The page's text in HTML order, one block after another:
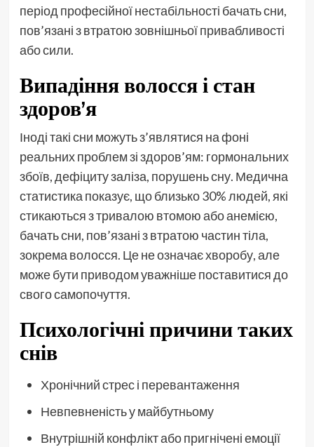
період професійної нестабільності бачать сни,
пов’язані з втратою зовнішньої привабливості
або сили.
Випадіння волосся і стан
здоров’я
Іноді такі сни можуть з’являтися на фоні
реальних проблем зі здоров’ям: гормональних
збоїв, дефіциту заліза, порушень сну. Медична
статистика показує, що близько 30% людей, які
стикаються з тривалою втомою або анемією,
бачать сни, пов’язані з втратою частин тіла,
зокрема волосся. Це не означає хворобу, але
може бути приводом уважніше поставитися до
свого самопочуття.
Психологічні причини таких
снів
Хронічний стрес і перевантаження
Невпевненість у майбутньому
Внутрішній конфлікт або пригнічені емоції